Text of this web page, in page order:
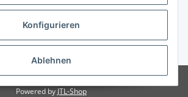
Konfigurieren
Ablehnen
MwSt., zzgl.
Powered by JTL-Shop